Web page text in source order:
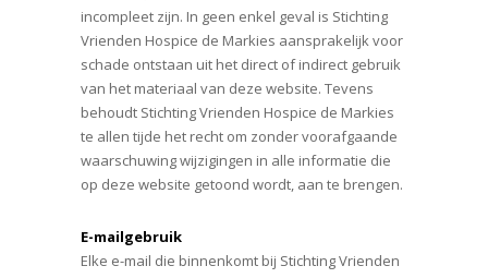
incompleet zijn. In geen enkel geval is Stichting
Vrienden Hospice de Markies aansprakelijk voor
schade ontstaan uit het direct of indirect gebruik
van het materiaal van deze website. Tevens
behoudt Stichting Vrienden Hospice de Markies
te allen tijde het recht om zonder voorafgaande
waarschuwing wijzigingen in alle informatie die
op deze website getoond wordt, aan te brengen.
E-mailgebruik
Elke e-mail die binnenkomt bij Stichting Vrienden